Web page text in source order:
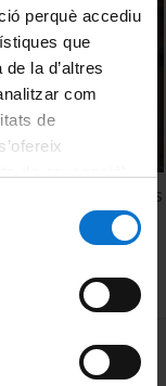
perquè accediu
que
la d’altres
com
de
web de la
de Matemàtiques
MENÚ PEU 1
Política de Cookies